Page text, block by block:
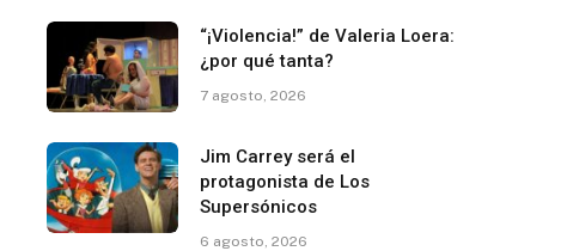
“¡Violencia!” de Valeria Loera:
¿por qué tanta?
7 agosto, 2026
Jim Carrey será el
protagonista de Los
Supersónicos
6 agosto, 2026